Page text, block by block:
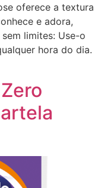
oferece a textura
e adora,
limites: Use-o
hora do dia.